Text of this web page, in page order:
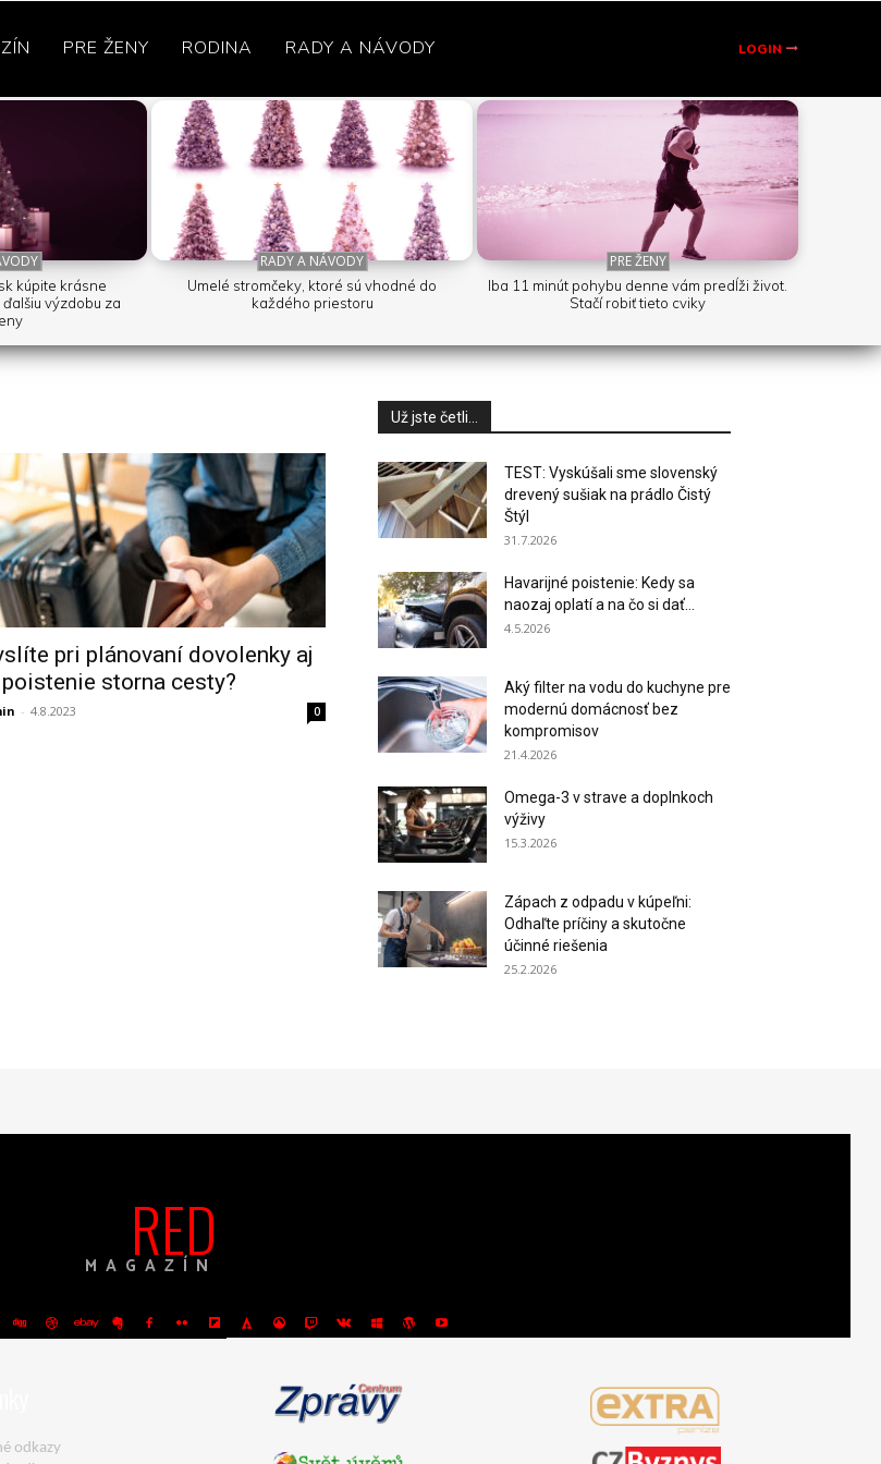
PRE ŽENY RODINA RADY A NÁVODY LOGIN
kúpite krásne
výzdobu za
RADY A NÁVODY
Umelé stromčeky, ktoré sú vhodné do
každého priestoru
PRE ŽENY
Iba 11 minút pohybu denne vám predĺži život.
Stačí robiť tieto cviky
pri plánovaní dovolenky aj
poistenie storna cesty?
- 4.8.2023 0
Už jste četli...
TEST: Vyskúšali sme slovenský
drevený sušiak na prádlo Čistý
Štýl
31.7.2026
Havarijné poistenie: Kedy sa
naozaj oplatí a na čo si dať...
4.5.2026
Aký filter na vodu do kuchyne pre
modernú domácnosť bez
kompromisov
21.4.2026
Omega-3 v strave a doplnkoch
výživy
15.3.2026
Zápach z odpadu v kúpeľni:
Odhaľte príčiny a skutočne
účinné riešenia
25.2.2026
RED
MAGAZÍN
odkazy